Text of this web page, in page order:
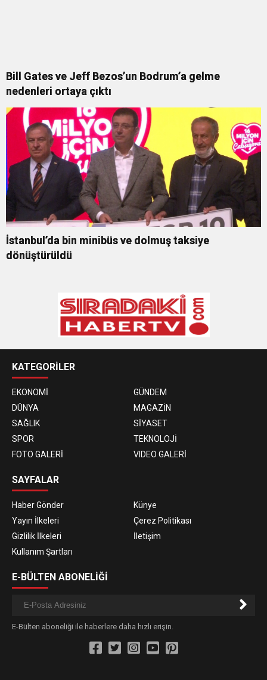
Bill Gates ve Jeff Bezos’un Bodrum’a gelme
nedenleri ortaya çıktı
İstanbul’da bin minibüs ve dolmuş taksiye
dönüştürüldü
KATEGORİLER
EKONOMİ
GÜNDEM
DÜNYA
MAGAZİN
SAĞLIK
SİYASET
SPOR
TEKNOLOJİ
FOTO GALERİ
VIDEO GALERİ
SAYFALAR
Haber Gönder
Künye
Yayın İlkeleri
Çerez Politikası
Gizlilik İlkeleri
İletişim
Kullanım Şartları
E-BÜLTEN ABONELİĞİ
E-Bülten aboneliği ile haberlere daha hızlı erişin.